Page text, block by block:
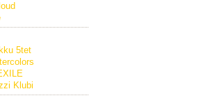
5tet
Klubi